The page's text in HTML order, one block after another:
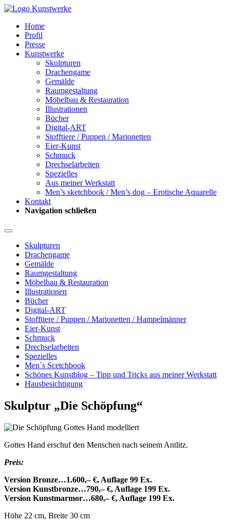
Home
Profil
Presse
Kunstwerke
Skulpturen
Drachengame
Gemälde
Raumgestaltung
Möbelbau & Restauration
Illustrationen
Bücher
Digital-ART
Stofftiere / Puppen / Marionetten
Eier-Kunst
Schmuck
Drechselarbeiten
Spezielles
Aus meiner Werkstatt
Men’s sketchbook / Men’s dog – Erotische Aquarelle
Kontakt
Navigation schließen
Skulpturen
Drachengame
Gemälde
Raumgestaltung
Möbelbau & Restauration
Illustrationen
Bücher
Digital-ART
Stofftiere / Puppen / Marionetten / Hampelmänner
Eier-Kunst
Schmuck
Drechselarbeiten
Spezielles
Men´s Scetchbook
Schönes Kunstblog – Tipp und Tricks aus meiner Werkstatt
Hausbesichtigung
Skulptur „Die Schöpfung“
Gottes Hand erschuf den Menschen nach seinem Antlitz.
Preis:
Version Bronze…1.600,– €, Auflage 99 Ex.
Version Kunstbronze…790,– €, Auflage 199 Ex.
Version Kunstmarmor…680,– €, Auflage 199 Ex.
Höhe 22 cm, Breite 30 cm